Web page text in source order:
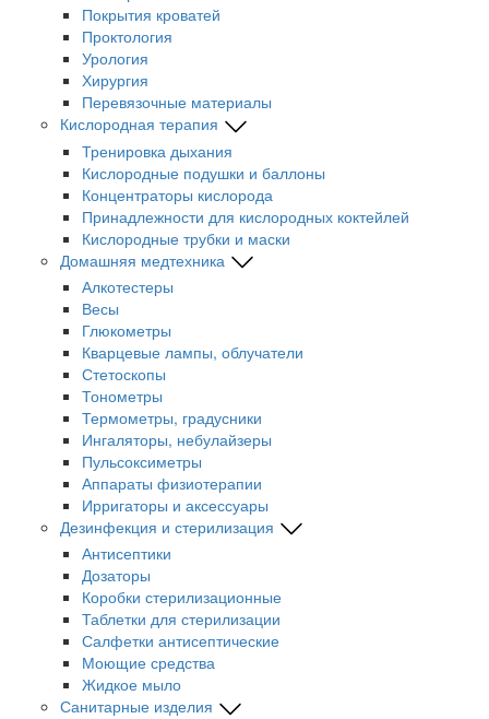
Покрытия кроватей
Проктология
Урология
Хирургия
Перевязочные материалы
Кислородная терапия
Тренировка дыхания
Кислородные подушки и баллоны
Концентраторы кислорода
Принадлежности для кислородных коктейлей
Кислородные трубки и маски
Домашняя медтехника
Алкотестеры
Весы
Глюкометры
Кварцевые лампы, облучатели
Стетоскопы
Тонометры
Термометры, градусники
Ингаляторы, небулайзеры
Пульсоксиметры
Аппараты физиотерапии
Ирригаторы и аксессуары
Дезинфекция и стерилизация
Антисептики
Дозаторы
Коробки стерилизационные
Таблетки для стерилизации
Салфетки антисептические
Моющие средства
Жидкое мыло
Санитарные изделия